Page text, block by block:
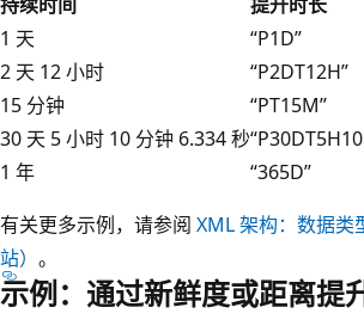
1 天
“P1D”
2 天 12 小时
“P2DT12H”
15 分钟
“PT15M”
30 天 5 小时 10 分钟 6.334 秒
1 年
“365D”
有关更多示例，请参阅 XML 架构：数据类
站） 。
示例：通过新鲜度或距离提